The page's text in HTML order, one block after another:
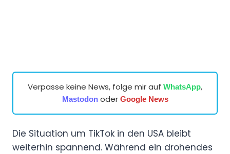
Verpasse keine News, folge mir auf WhatsApp,
Mastodonoder Google News
Die Situation um TikTok in den USA bleibt
weiterhin spannend. Während ein drohendes